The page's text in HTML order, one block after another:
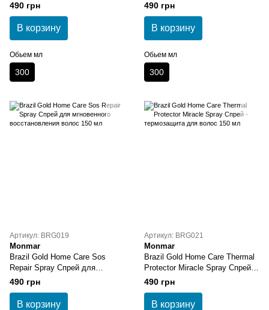
Gold Home Care Sos Conditioner
300 мл
490 грн
В корзину
Обьем мл
300
Sos Shampoo 300 мл
490 грн
В корзину
Обьем мл
300
Артикул: BRG019
Monmar
Brazil Gold Home Care Sos
Repair Spray Спрей для
мгновенного восстановления
волос 150 мл
490 грн
В корзину
Артикул: BRG021
Monmar
Brazil Gold Home Care Thermal
Protector Miracle Spray Спрей -
термозащита для волос 150
490 грн
В корзину